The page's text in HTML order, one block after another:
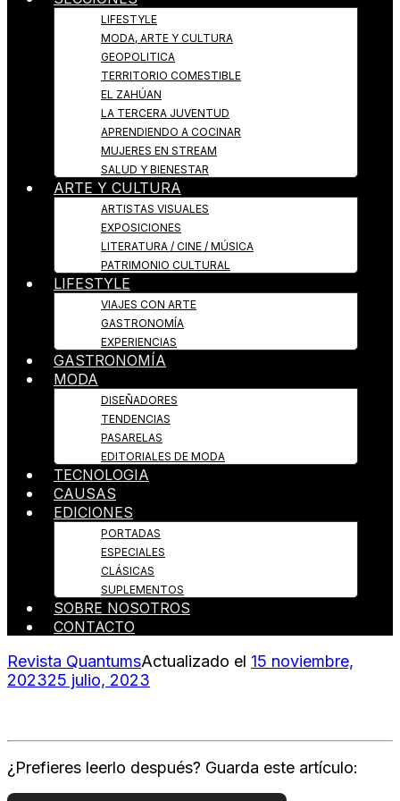
LIFESTYLE
MODA, ARTE Y CULTURA
GEOPOLITICA
TERRITORIO COMESTIBLE
EL ZAHÚAN
LA TERCERA JUVENTUD
APRENDIENDO A COCINAR
MUJERES EN STREAM
SALUD Y BIENESTAR
ARTE Y CULTURA
ARTISTAS VISUALES
EXPOSICIONES
LITERATURA / CINE / MÚSICA
PATRIMONIO CULTURAL
LIFESTYLE
VIAJES CON ARTE
GASTRONOMÍA
EXPERIENCIAS
GASTRONOMÍA
MODA
DISEÑADORES
TENDENCIAS
PASARELAS
EDITORIALES DE MODA
TECNOLOGIA
CAUSAS
EDICIONES
PORTADAS
ESPECIALES
CLÁSICAS
SUPLEMENTOS
SOBRE NOSOTROS
CONTACTO
Revista QuantumsActualizado el 15 noviembre,
202325 julio, 2023
¿Prefieres leerlo después? Guarda este artículo: